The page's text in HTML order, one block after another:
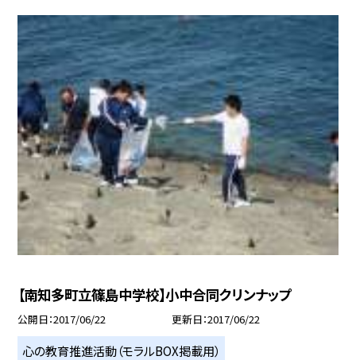
【南知多町立篠島中学校】小中合同クリンナップ
公開日 2017/06/22 更新日 2017/06/22
心の教育推進活動（モラルBOX掲載用）